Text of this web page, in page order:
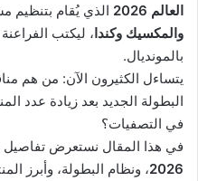
العالم 2026
الذي يُقام بتنظيم
والمكسيك وكندا، ليكتب
بالمونديال.
يتساءل الكثيرون الآن: من هم
البطولة الجديد بعد زيادة عدد
في التصفيات؟
في هذا المقال نستعرض تفاصيل
2026، ونظام البطولة، وأبرز